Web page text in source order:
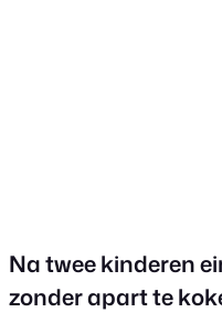
Na twee kinderen
zonder apart te